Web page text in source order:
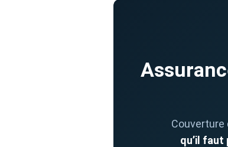
qu’il faut